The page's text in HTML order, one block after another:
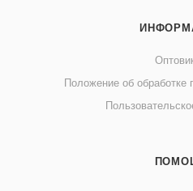
Положение об обработке